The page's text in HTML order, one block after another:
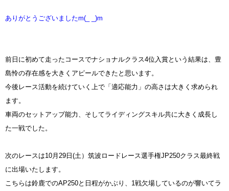
ありがとうございましたm(_ _)m
前日に初めて走ったコースでナショナルクラス4位入賞という結果は、豊
島怜の存在感を大きくアピールできたと思います。
今後レース活動を続けていく上で「適応能力」の高さは大きく求められ
ます。
車両のセットアップ能力、そしてライディングスキル共に大きく成長し
た一戦でした。
次のレースは10月29日(土）筑波ロードレース選手権JP250クラス最終戦
に出場いたします。
こちらは鈴鹿でのAP250と日程がかぶり、1戦欠場しているのが響いてラ